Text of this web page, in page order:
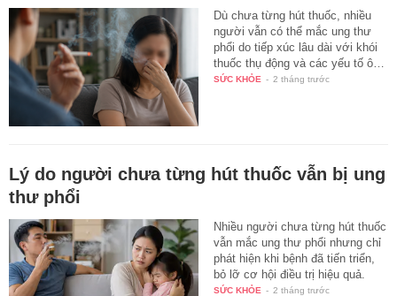
Dù chưa từng hút thuốc, nhiều
người vẫn có thể mắc ung thư
phổi do tiếp xúc lâu dài với khói
thuốc thụ động và các yếu tố ô…
SỨC KHỎE - 2 tháng trước
Lý do người chưa từng hút thuốc vẫn bị ung
thư phổi
Nhiều người chưa từng hút thuốc
vẫn mắc ung thư phổi nhưng chỉ
phát hiện khi bệnh đã tiến triển,
bỏ lỡ cơ hội điều trị hiệu quả.
SỨC KHỎE - 2 tháng trước